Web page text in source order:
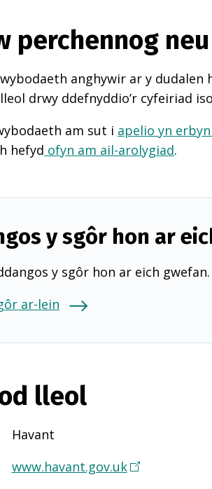
perchennog
anghywir ar y
drwy ddefnyddio’r cyfeiriad
am sut i apelio yn
hefyd ofyn am ail-arolygiad.
y sgôr hon ar
y sgôr hon ar eich gwefan.
ar-lein
lleol
Havant
www.havant.gov.uk(